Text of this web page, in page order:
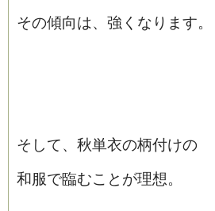
その傾向は、強くなります。
そして、秋単衣の柄付けの
和服で臨むことが理想。